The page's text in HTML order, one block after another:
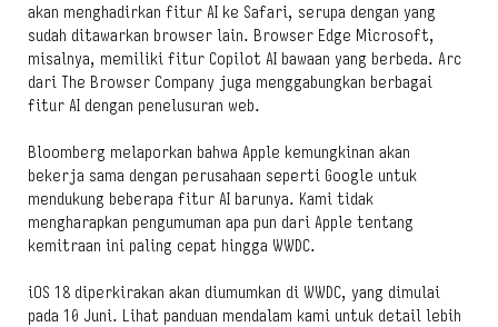
akan menghadirkan fitur AI ke Safari, serupa dengan yang
sudah ditawarkan browser lain. Browser Edge Microsoft,
misalnya, memiliki fitur Copilot AI bawaan yang berbeda. Arc
dari The Browser Company juga menggabungkan berbagai
fitur AI dengan penelusuran web.
Bloomberg melaporkan bahwa Apple kemungkinan akan
bekerja sama dengan perusahaan seperti Google untuk
mendukung beberapa fitur AI barunya. Kami tidak
mengharapkan pengumuman apa pun dari Apple tentang
kemitraan ini paling cepat hingga WWDC.
iOS 18 diperkirakan akan diumumkan di WWDC, yang dimulai
pada 10 Juni. Lihat panduan mendalam kami untuk detail lebih